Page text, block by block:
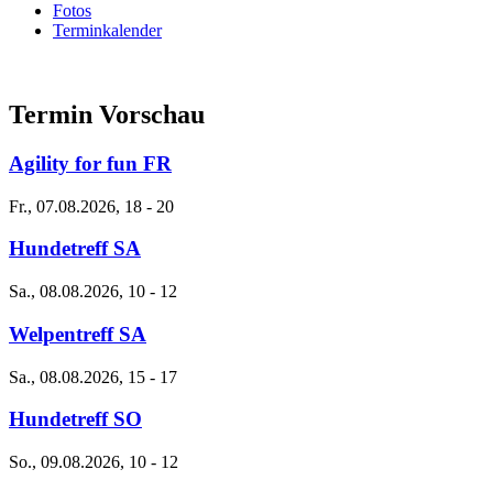
Fotos
Terminkalender
Termin Vorschau
Agility for fun FR
Fr., 07.08.2026, 18 - 20
Hundetreff SA
Sa., 08.08.2026, 10 - 12
Welpentreff SA
Sa., 08.08.2026, 15 - 17
Hundetreff SO
So., 09.08.2026, 10 - 12